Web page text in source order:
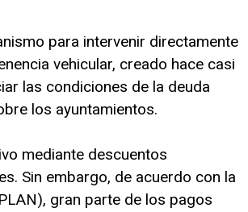
para intervenir directamente
vehicular, creado hace casi
las condiciones de la deuda
los ayuntamientos.
mediante descuentos
Sin embargo, de acuerdo con la
gran parte de los pagos